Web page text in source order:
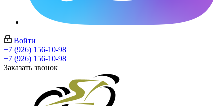
Войти
+7 (926) 156-10-98
+7 (926) 156-10-98
Заказать звонок